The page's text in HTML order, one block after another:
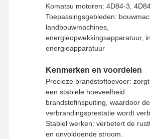
Komatsu motoren: 4D84-3,
Toepassingsgebieden:
landbouwmachines,
energieopwekkingsapparatuur,
energieapparatuur
Kenmerken en voordelen
Precieze brandstoftoevoer:
een stabiele hoeveelheid
brandstofinspuiting, waardoor de
verbrandingsprestatie wordt
Stabiel werken: verbetert de
en onvoldoende stroom.